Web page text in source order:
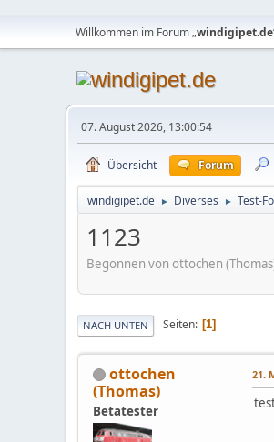
Willkommen im Forum „windigipet.de
07. August 2026, 13:00:54
Übersicht Forum
windigipet.de ► Diverses ► Test-
1123
Begonnen von ottochen
NACH UNTEN Seiten 1
ottochen
(Thomas)
Betatester
21.